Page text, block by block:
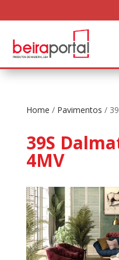
Home / Pavimentos /
39S
4MV